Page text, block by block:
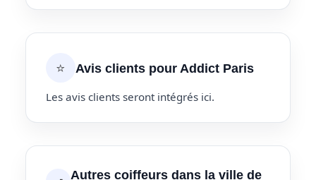
⭐ Avis clients pour Addict Paris
Les avis clients seront intégrés ici.
Autres coiffeurs dans la ville de